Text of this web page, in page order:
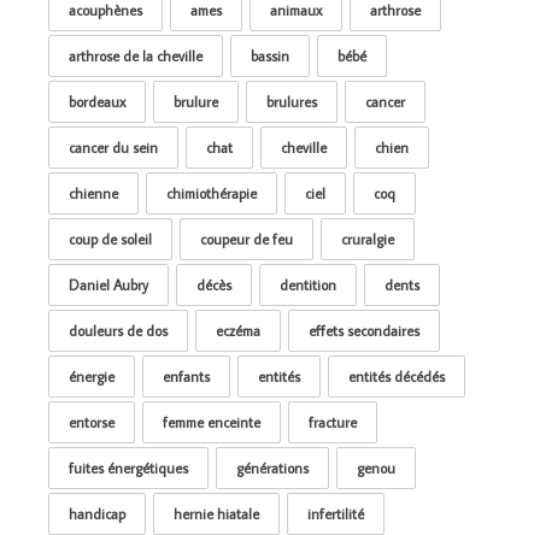
acouphènes ames animaux arthrose
arthrose de la cheville bassin bébé
bordeaux brulure brulures cancer
cancer du sein chat cheville chien
chienne chimiothérapie ciel coq
coup de soleil coupeur de feu cruralgie
Daniel Aubry décès dentition dents
douleurs de dos eczéma effets secondaires
énergie enfants entités entités décédés
entorse femme enceinte fracture
fuites énergétiques générations genou
handicap hernie hiatale infertilité